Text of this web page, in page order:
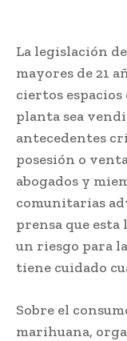
La legislación
mayores de 21
ciertos
planta sea
antecedentes
posesión o
abogados y
comunitarias
prensa que
un riesgo para
tiene cuidado
Sobre el
marihuana,